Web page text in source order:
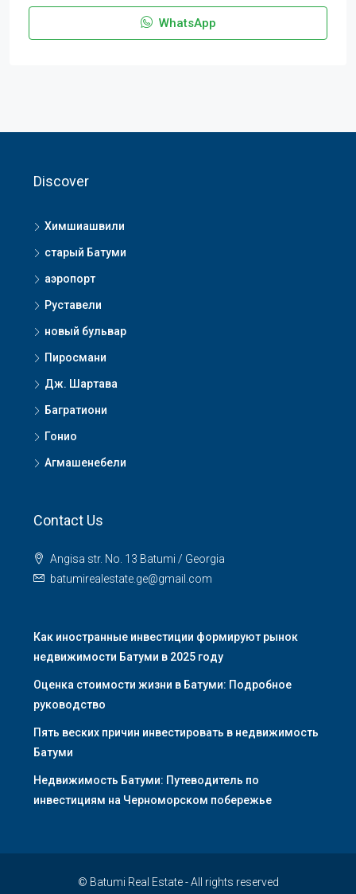
WhatsApp
Discover
Химшиашвили
старый Батуми
аэропорт
Руставели
новый бульвар
Пиросмани
Дж. Шартава
Багратиони
Гонио
Агмашенебели
Contact Us
Angisa str. No. 13 Batumi / Georgia
batumirealestate.ge@gmail.com
Как иностранные инвестиции формируют рынок
недвижимости Батуми в 2025 году
Оценка стоимости жизни в Батуми: Подробное
руководство
Пять веских причин инвестировать в недвижимость
Батуми
Недвижимость Батуми: Путеводитель по
инвестициям на Черноморском побережье
© Batumi Real Estate - All rights reserved